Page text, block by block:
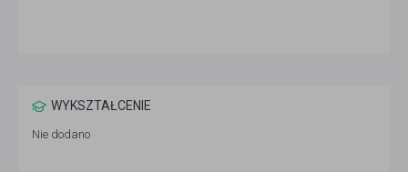
WYKSZTAŁCENIE
Nie dodano